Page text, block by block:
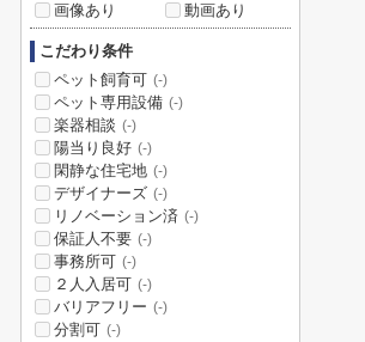
画像あり
動画あり
こだわり条件
ペット飼育可 (-)
ペット専用設備 (-)
楽器相談 (-)
陽当り良好 (-)
閑静な住宅地 (-)
デザイナーズ (-)
リノベーション済 (-)
保証人不要 (-)
事務所可 (-)
２人入居可 (-)
バリアフリー (-)
分割可 (-)